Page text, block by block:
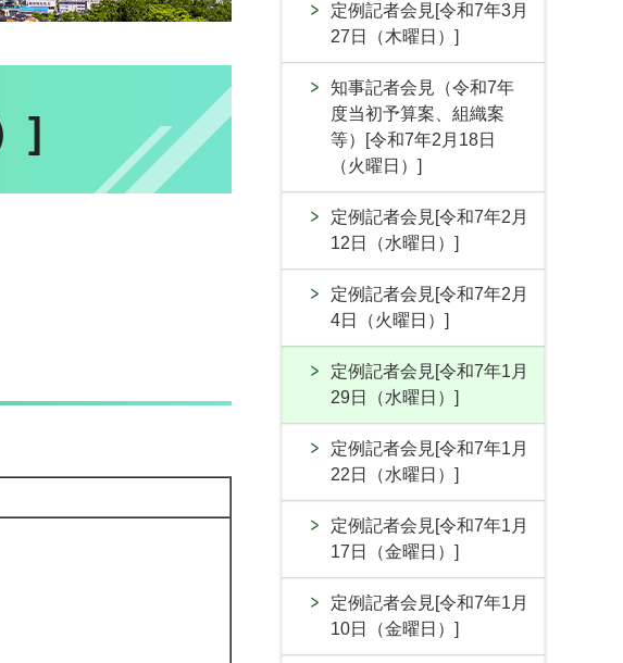
]
定例記者会見[令和7年3月
27日（木曜日）]
知事記者会見（令和7年
度当初予算案、組織案
等）[令和7年2月18日
（火曜日）]
定例記者会見[令和7年2月
12日（水曜日）]
定例記者会見[令和7年2月
4日（火曜日）]
定例記者会見[令和7年1月
29日（水曜日）]
定例記者会見[令和7年1月
22日（水曜日）]
定例記者会見[令和7年1月
17日（金曜日）]
定例記者会見[令和7年1月
10日（金曜日）]